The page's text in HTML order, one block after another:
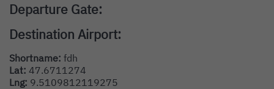
Departure Gate:
Destination Airport:
Shortname: fdh
Lat: 47.6711274
Lng: 9.5109812119275